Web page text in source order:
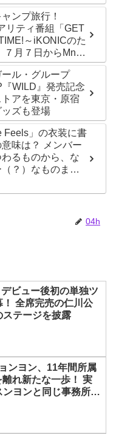
、＆TEAM…
トができる
ンプ旅行！
リティ番組「GET
～iKONICのた
７月７日からMnet
ート
ル・グループ
WILD』発売記念
アを東京・原宿
ズも登場
Feels」の衣装に書
味は？ メンバー
るものから、な
？）なものま
04h
ビュー後初の単独ツ
！ 全席完売の仁川公
ステージを披露
ンヨン、11年間所属
離れ新たな一歩！ 実
ンヨンと同じ事務所へ